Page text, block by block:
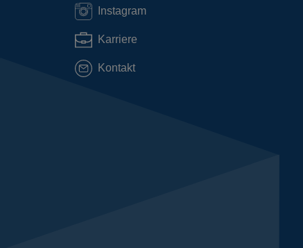
Instagram
Karriere
Kontakt